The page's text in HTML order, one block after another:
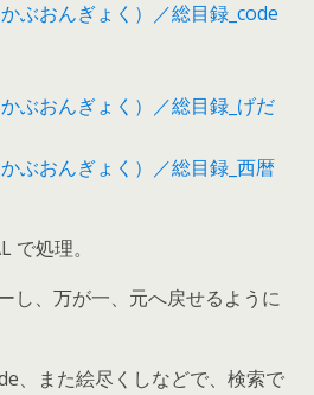
ぶおんぎょく）／総目録_code
ぶおんぎょく）／総目録_げだ
ぶおんぎょく）／総目録_西暦
で処理。
し、万が一、元へ戻せるように
、また絵尽くしなどで、検索で